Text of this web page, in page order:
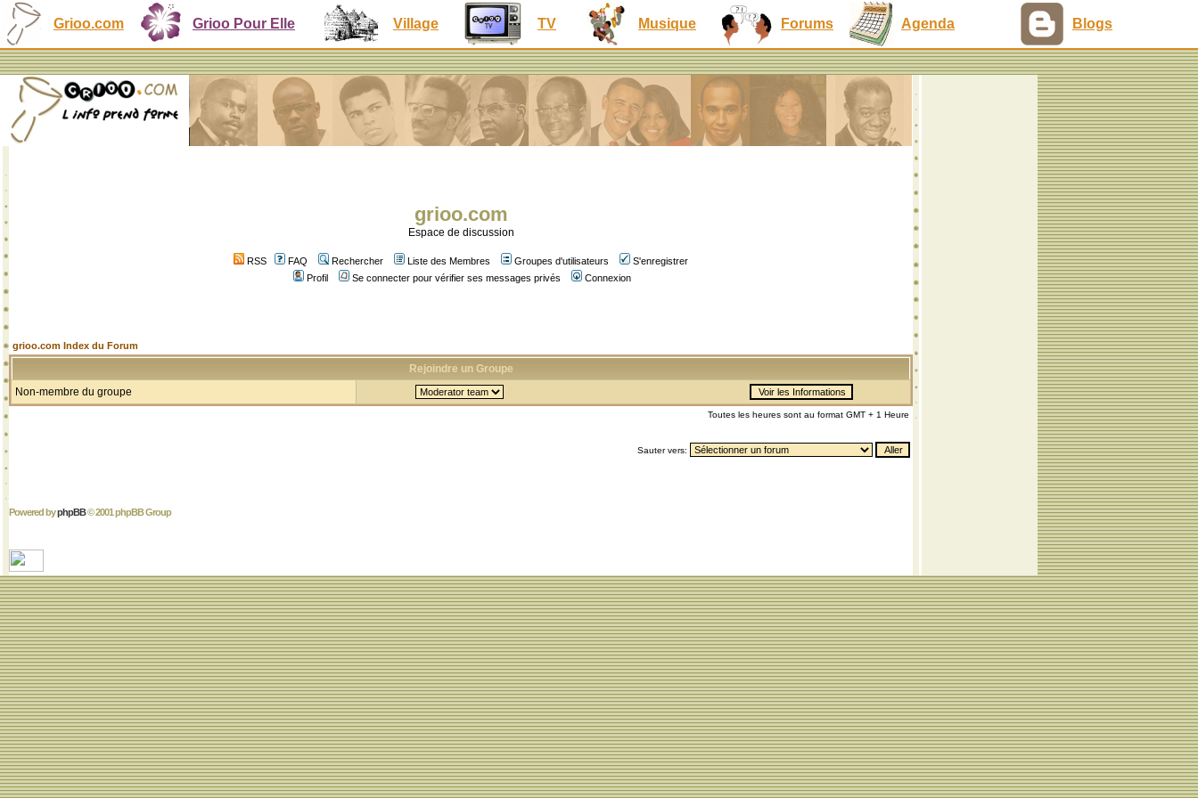
Grioo.com Grioo Pour Elle Village TV Musique Forums Agenda Blogs
grioo.com
Espace de discussion
RSS FAQ Rechercher Liste des Membres Groupes d'utilisateurs
S'enregistrer
Profil
Se connecter pour vérifier ses messages privés Connexion
grioo.com Index du Forum
Rejoindre un Groupe
Non-membre du groupe
Toutes les heures sont au format GMT + 1 Heure
Sauter vers:
Powered byphpBB© 2001 phpBB Group